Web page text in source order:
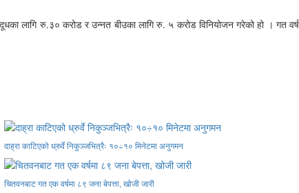
लागि रु.३० करोड र उन्नत बीउका लागि रु. ५ करोड विनियोजन गरेको हो । गत वर्ष
दाह्रा काटिएको ध्रुर्वे निकुञ्जभित्रैः १०÷१० मिनेटमा अनुगमन
चितवनबाट गत एक वर्षमा ८९ जना बेपत्ता, खोजी जारी